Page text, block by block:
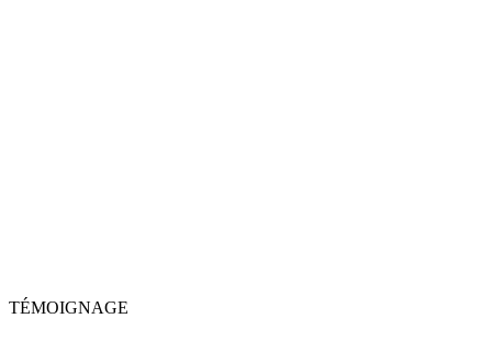
TÉMOIGNAGE